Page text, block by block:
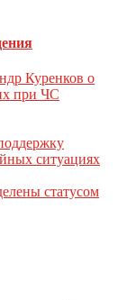
Куренков о
при ЧС
ситуациях
статусом